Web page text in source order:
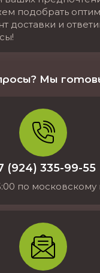
подобрать
доставки и
Мы
(924) 335-99-55
по